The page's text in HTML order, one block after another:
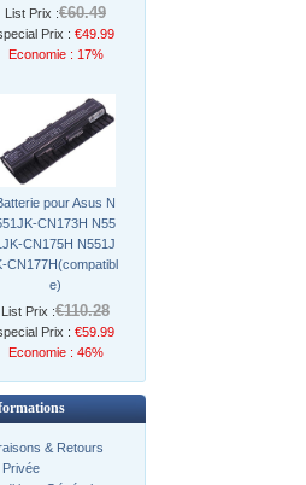
List Prix :€60.49
Prix : €49.99
Economie : 17%
pour Asus N
CN173H N55
CN175H N551J
CN177H(compatibl
e)
List Prix :€110.28
Prix : €59.99
Economie : 46%
& Retours
Privée